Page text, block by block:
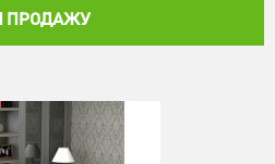
ПРОДАЖУ